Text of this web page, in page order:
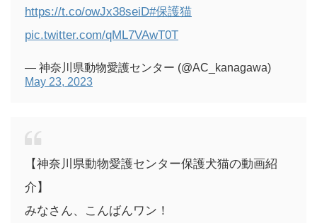
https://t.co/owJx38seiD#保護猫
pic.twitter.com/qML7VAwT0T
— 神奈川県動物愛護センター (@AC_kanagawa)
May 23, 2023
【神奈川県動物愛護センター保護犬猫の動画紹
介】
みなさん、こんばんワン！